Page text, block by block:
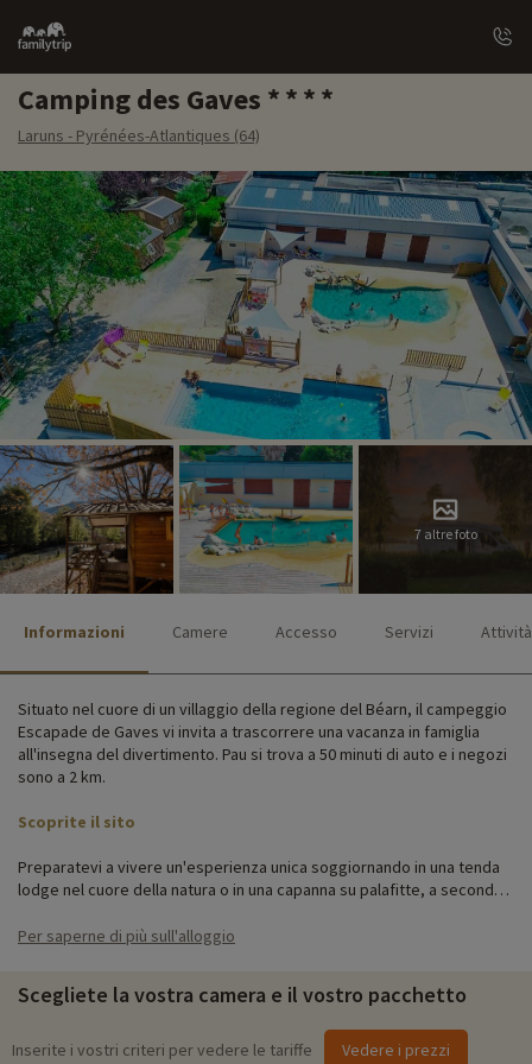
Family
trip
Camping des Gaves
Laruns - Pyrénées-Atlantiques (64)
7 altre foto
Informazioni Camere Accesso Servizi Attività
Situato nel cuore di un villaggio della regione del Béarn, il campeggio
Escapade de Gaves vi invita a trascorrere una vacanza in famiglia
all'insegna del divertimento. Pau si trova a 50 minuti di auto e i negozi
sono a 2 km.
Scoprite il sito
Preparatevi a vivere un'esperienza unica soggiornando in una tenda
lodge nel cuore della natura o in una capanna su palafitte, a seconda
attrezzati per garantire il vostro comfort durante tutto il soggiorno.
Per informazioni precise sulle attività disponibili in loco (date di
apertura, età dei club, contenuto degli zaini per bambini, ecc.),
Per saperne di più sull'alloggio
Scegliete la vostra camera e il vostro pacchetto
Inserite i vostri criteri per vedere le tariffe Vedere i prezzi